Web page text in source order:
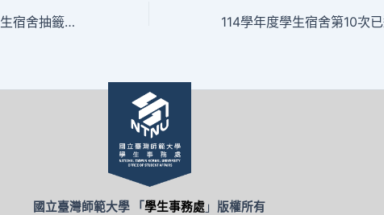
114學年度大學部新生學生宿舍抽籤結果公告
國立臺灣師範大學 「學生事務處 」 版權所有